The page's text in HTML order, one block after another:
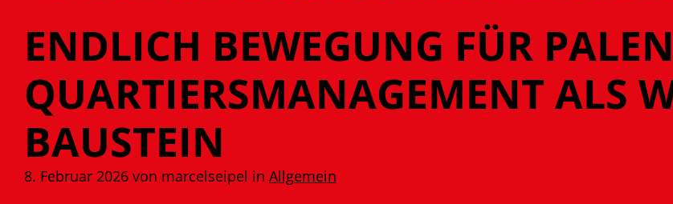
ENDLICH BEWEGUNG FÜR
QUARTIERSMANAGEMENT ALS
BAUSTEIN
8. Februar 2026 von marcelseipel in Allgemein